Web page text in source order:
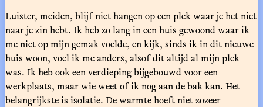
Luister, meiden, blijf niet hangen op een plek waar je het niet
naar je zin hebt. Ik heb zo lang in een huis gewoond waar ik
me niet op mijn gemak voelde, en kijk, sinds ik in dit nieuwe
huis woon, voel ik me anders, alsof dit altijd al mijn plek
was. Ik heb ook een verdieping bijgebouwd voor een
werkplaats, maar wie weet of ik nog aan de bak kan. Het
belangrijkste is isolatie. De warmte hoeft niet zozeer